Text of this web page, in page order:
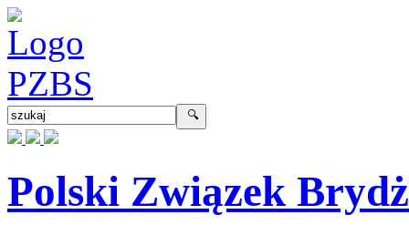
Polski Związek